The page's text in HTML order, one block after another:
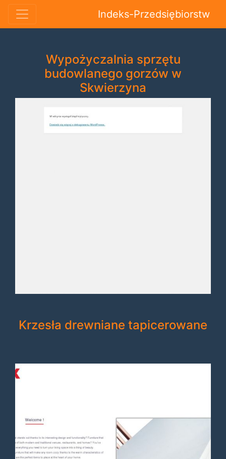
Indeks-Przedsiębiorstw
Wypożyczalnia sprzętu
budowlanego gorzów w
Skwierzyna
Krzesła drewniane tapicerowane